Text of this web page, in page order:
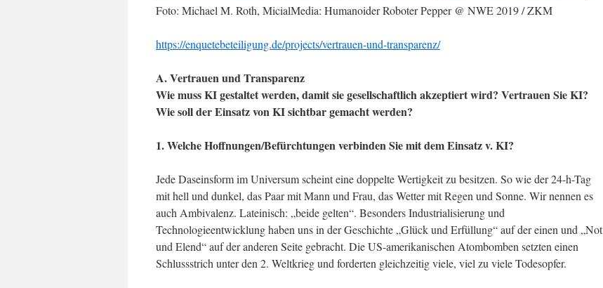
Foto: Michael M. Roth, MicialMedia: Humanoider Roboter Pepper @ NWE 2019 / ZKM
https://enquetebeteiligung.de/projects/vertrauen-und-transparenz/
A. Vertrauen und Transparenz
Wie muss KI gestaltet werden, damit sie gesellschaftlich akzeptiert wird? Vertrauen Sie KI?
Wie soll der Einsatz von KI sichtbar gemacht werden?
1. Welche Hoffnungen/Befürchtungen verbinden Sie mit dem Einsatz v. KI?
Jede Daseinsform im Universum scheint eine doppelte Wertigkeit zu besitzen. So wie der 24-h-Tag
mit hell und dunkel, das Paar mit Mann und Frau, das Wetter mit Regen und Sonne. Wir nennen es
auch Ambivalenz. Lateinisch: „beide gelten“. Besonders Industrialisierung und
Technologieentwicklung haben uns in der Geschichte „Glück und Erfüllung“ auf der einen und „Not
und Elend“ auf der anderen Seite gebracht. Die US-amerikanischen Atombomben setzten einen
Schlussstrich unter den 2. Weltkrieg und forderten gleichzeitig viele, viel zu viele Todesopfer.